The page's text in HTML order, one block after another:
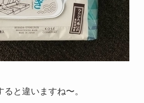
と違いますね〜。